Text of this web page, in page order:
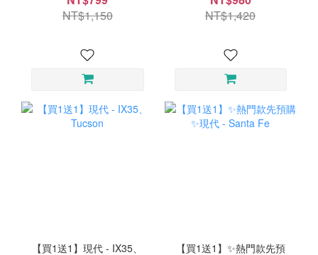
NT$1,150
NT$1,420
【買1送1】現代 - IX35、
【買1送1】✨熱門款先預